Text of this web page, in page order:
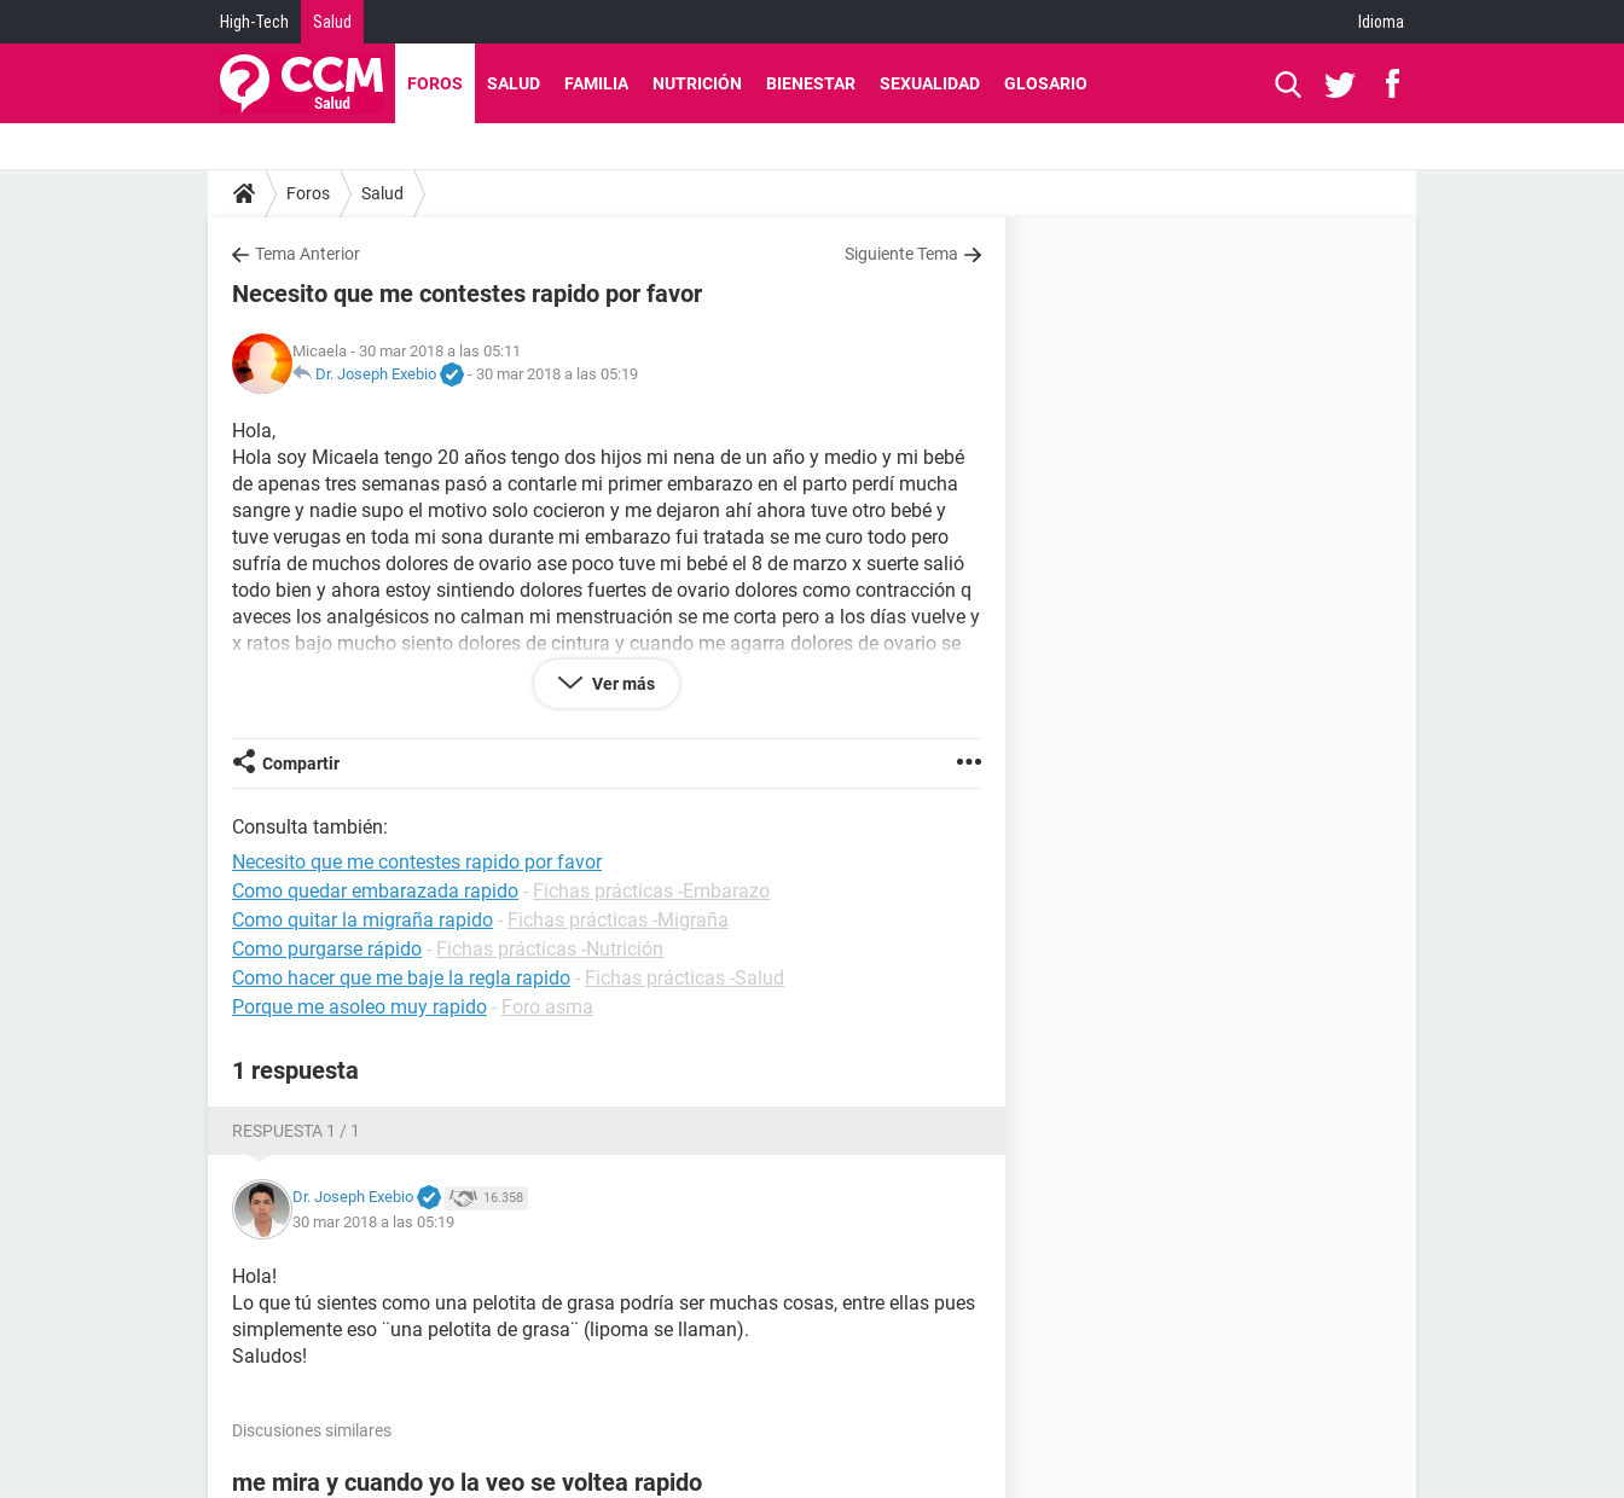
High-Tech Salud Idioma
FOROS SALUD FAMILIA NUTRICIÓN BIENESTAR SEXUALIDAD GLOSARIO
Foros Salud
Tema Anterior Siguiente Tema
Necesito que me contestes rapido por favor
Micaela - 30 mar 2018 a las 05:11
Dr. Joseph Exebio
- 30 mar 2018 a las 05:19
Hola,
Hola soy Micaela tengo 20 años tengo dos hijos mi nena de un año y medio y mi bebé
de apenas tres semanas pasó a contarle mi primer embarazo en el parto perdí mucha
sangre y nadie supo el motivo solo cocieron y me dejaron ahí ahora tuve otro bebé y
tuve verugas en toda mi sona durante mi embarazo fui tratada se me curo todo pero
sufría de muchos dolores de ovario ase poco tuve mi bebé el 8 de marzo x suerte salió
todo bien y ahora estoy sintiendo dolores fuertes de ovario dolores como contracción q
aveces los analgésicos no calman mi menstruación se me corta pero a los días vuelve y
x ratos bajo mucho siento dolores de cintura y cuando me agarra dolores de ovario se
no me pasó y ahora dentro de mi sona tengo una pelotita como de grasa la puedo tocar
aser fui a tres ginecologos diferentes de mi salita sercana y solo me dicen q es normal
después de ser madre usted q me recomienda o q diagnóstico me puede dar es para
Y si es normal xq solo a mi me pasa y a varias madres q le pregunto me dicen q a ellas
no les pasó
Ver más
Compartir
Consulta también:
Necesito que me contestes rapido por favor
Como quedar embarazada rapido - Fichas prácticas -Embarazo
Como quitar la migraña rapido - Fichas prácticas -Migraña
Como purgarse rápido - Fichas prácticas -Nutrición
Como hacer que me baje la regla rapido - Fichas prácticas -Salud
Porque me asoleo muy rapido - Foro asma
1 respuesta
RESPUESTA 1 / 1
Dr. Joseph Exebio 16.358
30 mar 2018 a las 05:19
Hola!
Lo que tú sientes como una pelotita de grasa podría ser muchas cosas, entre ellas pues
simplemente eso ¨una pelotita de grasa¨ (lipoma se llaman).
Saludos!
Discusiones similares
me mira y cuando yo la veo se voltea rapido